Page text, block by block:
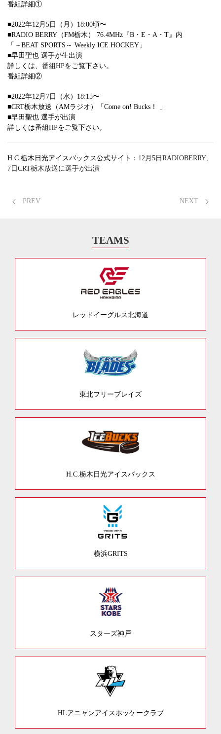
番組詳細①
■2022年12月5日（月）18:00頃〜
■RADIO BERRY（FM栃木） 76.4MHz『B・E・A・T』内
「～BEAT SPORTS～ Weekly ICE HOCKEY」
■早田聖也 選手が生出演
詳しくは、 番組HPをご覧下さい。
番組詳細②
■2022年12月7日（水）18:15〜
■CRT栃木放送（AMラジオ）「Come on! Bucks！ 」
■早田聖也 選手が出演
詳しくは番組HPをご覧下さい。
H.C.栃木日光アイスバックス公式サイト： 12月5日RADIOBERRY、
7日CRT栃木放送に選手が出演
PREV NEXT
TEAMS
レッドイーグルス北海道
東北フリーブレイズ
H.C.栃木日光アイスバックス
横浜GRITS
スターズ神戸
HLアニャンアイスホッケークラブ